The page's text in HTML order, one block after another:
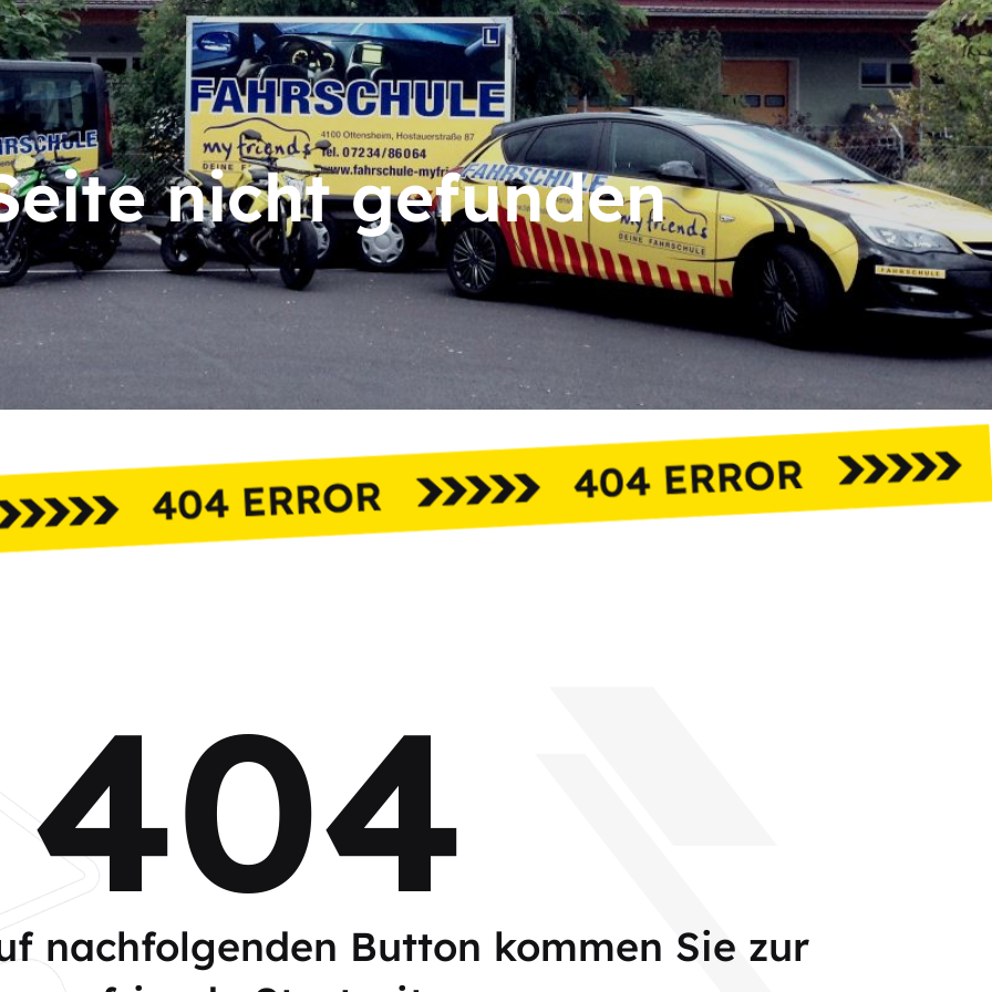
nicht gefunden
404
nachfolgenden Button kommen Sie zur